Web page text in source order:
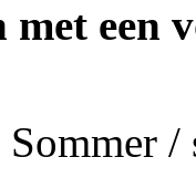
een
/